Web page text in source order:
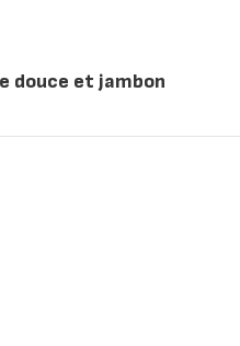
douce et jambon